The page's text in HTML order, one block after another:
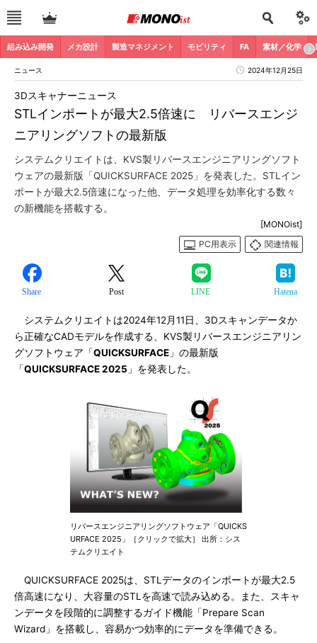
組み込み開発 メカ設計 製造マネジメント モビリティ FA 素材／化学
ニュース 2024年12月25日
STLインポートが最大2.5倍速に リバースエンジ
ニアリングソフトの最新版
3Dスキャナーニュース
システムクリエイトは、KVS製リバースエンジニアリングソフト
ウェアの最新版「QUICKSURFACE 2025」を発表した。STLイン
ポートが最大2.5倍速になった他、データ処理を効率化する数々
の新機能を搭載する。
[MONOist]
PC用表示
関連情報
Share Post LINE Hatena
システムクリエイトは2024年12月11日、3Dスキャンデータか
ら正確なCADモデルを作成する、KVS製リバースエンジニアリン
グソフトウェア「QUICKSURFACE 」の最新版
「QUICKSURFACE 2025 」を発表した。
リバースエンジニアリングソフトウェア「QUICKS
URFACE 2025」［クリックで拡大］ 出所：シス
テムクリエイト
QUICKSURFACE 2025は、STLデータのインポートが最大2.5
倍高速になり、大容量のSTLを高速で読み込める。また、スキャ
ンデータを段階的に調整するガイド機能「Prepare Scan
Wizard」を搭載し、容易かつ効率的にデータを準備できる。